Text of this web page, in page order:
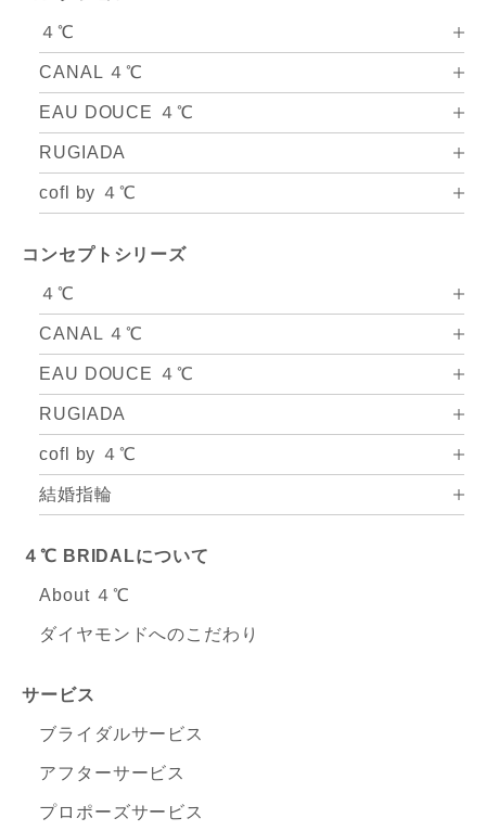
４℃
CANAL ４℃
EAU DOUCE ４℃
RUGIADA
cofl by ４℃
コンセプトシリーズ
４℃
CANAL ４℃
EAU DOUCE ４℃
RUGIADA
cofl by ４℃
結婚指輪
４℃ BRIDALについて
About ４℃
ダイヤモンドへのこだわり
サービス
ブライダルサービス
アフターサービス
プロポーズサービス